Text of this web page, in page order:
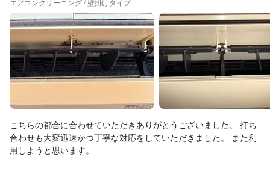
こちらの都合に合わせていただきありがとうございました。 打ち
合わせも大変迅速かつ丁寧な対応をしていただきました。 また利
用しようと思います。